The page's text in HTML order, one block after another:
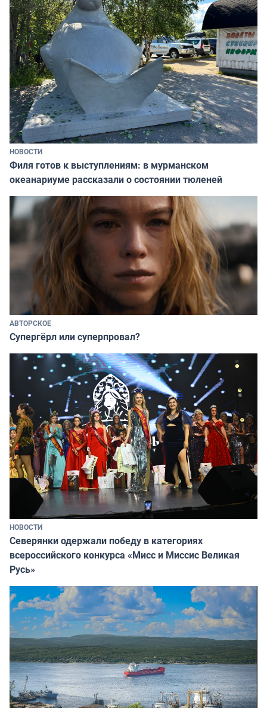
НОВОСТИ
Филя готов к выступлениям: в мурманском
океанариуме рассказали о состоянии тюленей
АВТОРСКОЕ
Супергёрл или суперпровал?
НОВОСТИ
Северянки одержали победу в категориях
всероссийского конкурса «Мисс и Миссис Великая
Русь»